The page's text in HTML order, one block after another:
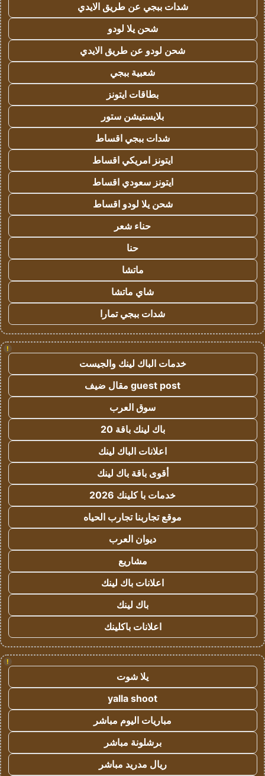
شدات ببجي عن طريق الايدي
شحن يلا لودو
شحن لودو عن طريق الايدي
شعبية ببجي
بطاقات ايتونز
بلايستيشن ستور
شدات ببجي اقساط
ايتونز امريكي اقساط
ايتونز سعودي اقساط
شحن يلا لودو اقساط
حناء شعر
حنا
ماتشا
شاي ماتشا
شدات ببجي تمارا
!
خدمات الباك لينك والجيست
guest post مقال ضيف
سوق العرب
باك لينك باقة 20
اعلانات الباك لينك
أقوى باقة باك لينك
خدمات با كلينك 2026
موقع تجاربنا تجارب الحياه
ديوان العرب
مشاريع
اعلانات باك لينك
باك لينك
اعلانات باكلينك
!
يلا شوت
yalla shoot
مباريات اليوم مباشر
برشلونة مباشر
ريال مدريد مباشر